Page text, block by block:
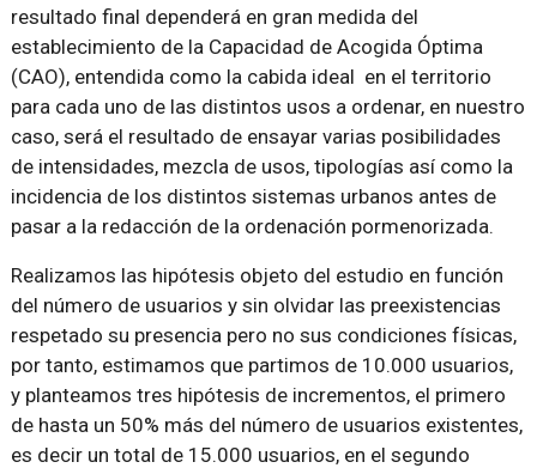
resultado final dependerá en gran medida del
establecimiento de la Capacidad de Acogida Óptima
(CAO), entendida como la cabida ideal en el territorio
para cada uno de las distintos usos a ordenar, en nuestro
caso, será el resultado de ensayar varias posibilidades
de intensidades, mezcla de usos, tipologías así como la
incidencia de los distintos sistemas urbanos antes de
pasar a la redacción de la ordenación pormenorizada.
Realizamos las hipótesis objeto del estudio en función
del número de usuarios y sin olvidar las preexistencias
respetado su presencia pero no sus condiciones físicas,
por tanto, estimamos que partimos de 10.000 usuarios,
y planteamos tres hipótesis de incrementos, el primero
de hasta un 50% más del número de usuarios existentes,
es decir un total de 15.000 usuarios, en el segundo